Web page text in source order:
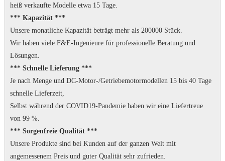
heiß verkaufte Modelle etwa 15 Tage.
*** Kapazität ***
Unsere monatliche Kapazität beträgt mehr als 200000 Stück.
Wir haben viele F&E-Ingenieure für professionelle Beratung und
Lösungen.
*** Schnelle Lieferung ***
Je nach Menge und DC-Motor-/Getriebemotormodellen 15 bis 40 Tage
schnelle Lieferzeit,
Selbst während der COVID19-Pandemie haben wir eine Liefertreue
von 99 %.
*** Sorgenfreie Qualität ***
Unsere Produkte sind bei Kunden auf der ganzen Welt mit
angemessenem Preis und guter Qualität sehr zufrieden.